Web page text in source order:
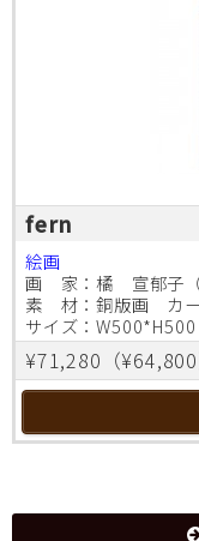
fern
絵画
画 家：橘 宣郁子（
素 材：銅版画 カー
サイズ：W500*H500
¥71,280（¥64,800